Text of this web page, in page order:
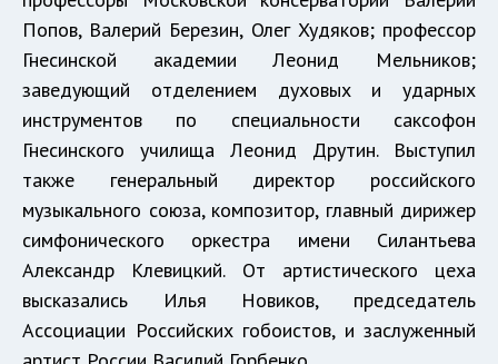
Попов, Валерий Березин, Олег Худяков; профессор
Гнесинской академии Леонид Мельников;
заведующий отделением духовых и ударных
инструментов по специальности саксофон
Гнесинского училища Леонид Друтин. Выступил
также генеральный директор российского
музыкального союза, композитор, главный дирижер
симфонического оркестра имени Силантьева
Александр Клевицкий. От артистического цеха
высказались Илья Новиков, председатель
Ассоциации Российских гобоистов, и заслуженный